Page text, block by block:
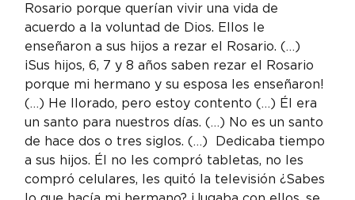
Rosario porque querían vivir una vida de
acuerdo a la voluntad de Dios. Ellos le
enseñaron a sus hijos a rezar el Rosario. (…)
¡Sus hijos, 6, 7 y 8 años saben rezar el Rosario
porque mi hermano y su esposa les enseñaron!
(…) He llorado, pero estoy contento (…) Él era
un santo para nuestros días. (…) No es un santo
de hace dos o tres siglos. (…)  Dedicaba tiempo
a sus hijos. Él no les compró tabletas, no les
compró celulares, les quitó la televisión ¿Sabes